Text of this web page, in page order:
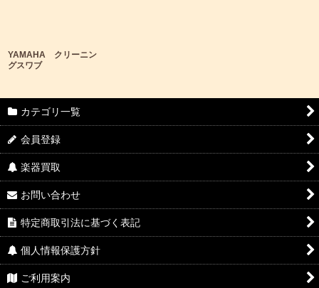
YAMAHA クリーニン
グスワブ
カテゴリ一覧
会員登録
楽器買取
お問い合わせ
特定商取引法に基づく表記
個人情報保護方針
ご利用案内